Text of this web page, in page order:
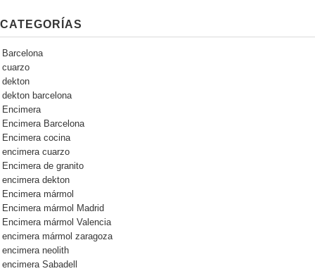
CATEGORÍAS
Barcelona
cuarzo
dekton
dekton barcelona
Encimera
Encimera Barcelona
Encimera cocina
encimera cuarzo
Encimera de granito
encimera dekton
Encimera mármol
Encimera mármol Madrid
Encimera mármol Valencia
encimera mármol zaragoza
encimera neolith
encimera Sabadell